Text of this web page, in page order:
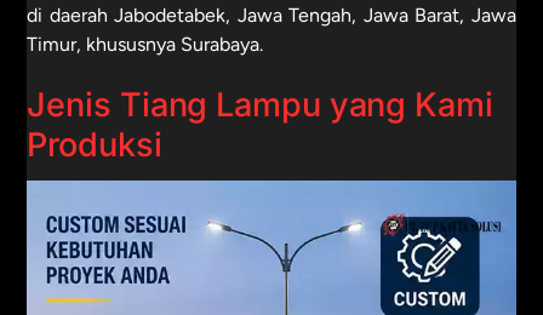
di daerah Jabodetabek, Jawa Tengah, Jawa Barat, Jawa
Timur, khususnya Surabaya.
Jenis Tiang Lampu yang Kami
Produksi